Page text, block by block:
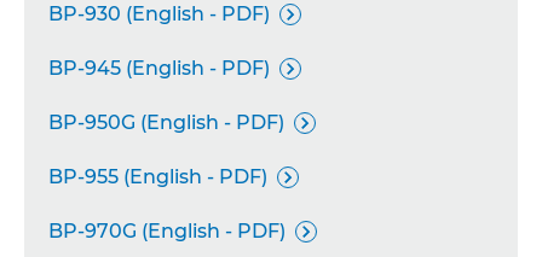
BP-930 (English - PDF) 
BP-945 (English - PDF) 
BP-950G (English - PDF) 
BP-955 (English - PDF) 
BP-970G (English - PDF) 